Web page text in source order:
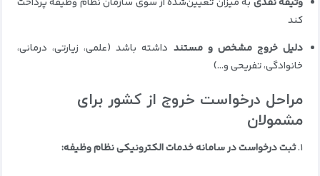
کند
دلیل خروج مشخص و مستند داشته باشد (علمی، زیارتی، درمانی،
خانوادگی، تفریحی و…)
مراحل درخواست خروج از کشور برای
مشمولان
۱. ثبت درخواست در سامانه خدمات الکترونیکی نظام وظیفه: